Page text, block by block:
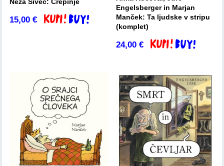
15,00€ Dodaj v košarico
Engelsberger in Marjan
Manček: Ta ljudske v stripu
(komplet)
24,00€ Dodaj v košarico